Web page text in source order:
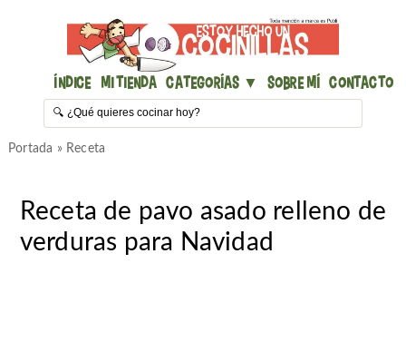
Índice Mi Tienda Categorías ▼ Sobre mí Contacto
Portada » Receta
Receta de pavo asado relleno de
verduras para Navidad